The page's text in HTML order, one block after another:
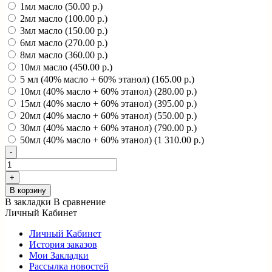
1мл масло (50.00 р.)
2мл масло (100.00 р.)
3мл масло (150.00 р.)
6мл масло (270.00 р.)
8мл масло (360.00 р.)
10мл масло (450.00 р.)
5 мл (40% масло + 60% этанол) (165.00 р.)
10мл (40% масло + 60% этанол) (280.00 р.)
15мл (40% масло + 60% этанол) (395.00 р.)
20мл (40% масло + 60% этанол) (550.00 р.)
30мл (40% масло + 60% этанол) (790.00 р.)
50мл (40% масло + 60% этанол) (1 310.00 р.)
В корзину
В закладки В сравнение
Личный Кабинет
Личный Кабинет
История заказов
Мои Закладки
Рассылка новостей